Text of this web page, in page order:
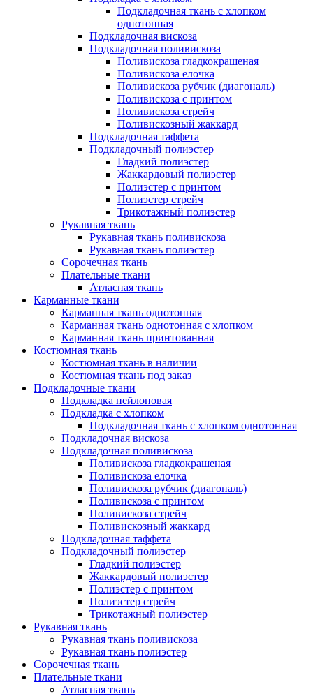
Подкладочная ткань с хлопком
однотонная
Подкладочная вискоза
Подкладочная поливискоза
Поливискоза гладкокрашеная
Поливискоза елочка
Поливискоза рубчик (диагональ)
Поливискоза с принтом
Поливискоза стрейч
Поливискозный жаккард
Подкладочная таффета
Подкладочный полиэстер
Гладкий полиэстер
Жаккардовый полиэстер
Полиэстер с принтом
Полиэстер стрейч
Трикотажный полиэстер
Рукавная ткань
Рукавная ткань поливискоза
Рукавная ткань полиэстер
Сорочечная ткань
Плательные ткани
Атласная ткань
Карманные ткани
Карманная ткань однотонная
Карманная ткань однотонная с хлопком
Карманная ткань принтованная
Костюмная ткань
Костюмная ткань в наличии
Костюмная ткань под заказ
Подкладочные ткани
Подкладка нейлоновая
Подкладка с хлопком
Подкладочная ткань с хлопком однотонная
Подкладочная вискоза
Подкладочная поливискоза
Поливискоза гладкокрашеная
Поливискоза елочка
Поливискоза рубчик (диагональ)
Поливискоза с принтом
Поливискоза стрейч
Поливискозный жаккард
Подкладочная таффета
Подкладочный полиэстер
Гладкий полиэстер
Жаккардовый полиэстер
Полиэстер с принтом
Полиэстер стрейч
Трикотажный полиэстер
Рукавная ткань
Рукавная ткань поливискоза
Рукавная ткань полиэстер
Сорочечная ткань
Плательные ткани
Атласная ткань